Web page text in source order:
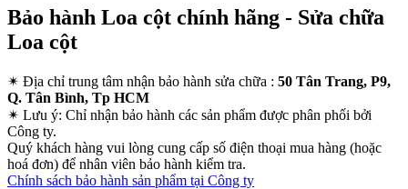
Bảo hành Loa cột chính hãng - Sửa chữa
Loa cột
✴ Địa chỉ trung tâm nhận bảo hành sửa chữa : 50 Tân Trang, P9,
Q. Tân Bình, Tp HCM
✴ Lưu ý: Chỉ nhận bảo hành các sản phẩm được phân phối bởi
Công ty.
Quý khách hàng vui lòng cung cấp số điện thoại mua hàng (hoặc
hoá đơn) để nhân viên bảo hành kiểm tra.
Chính sách bảo hành sản phẩm tại Công ty